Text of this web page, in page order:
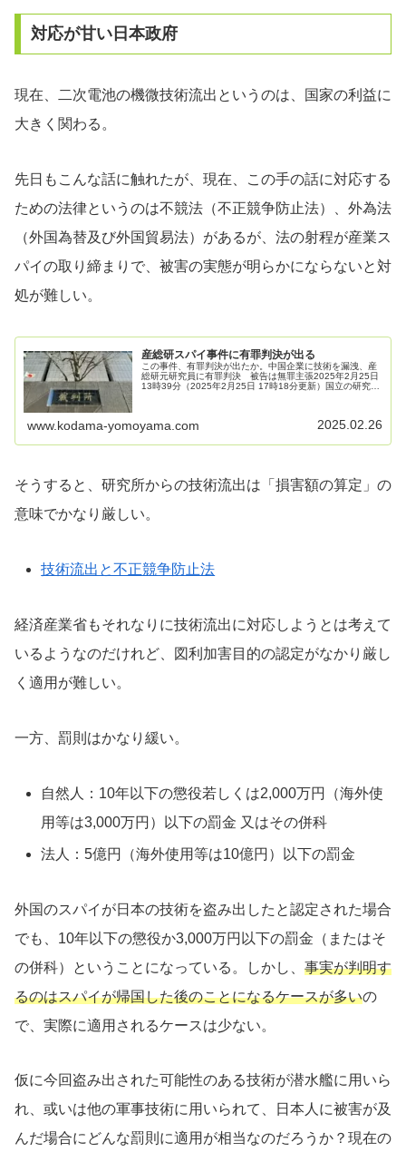
対応が甘い日本政府
現在、二次電池の機微技術流出というのは、国家の利益に
大きく関わる。
先日もこんな話に触れたが、現在、この手の話に対応する
ための法律というのは不競法（不正競争防止法）、外為法
（外国為替及び外国貿易法）があるが、法の射程が産業ス
パイの取り締まりで、被害の実態が明らかにならないと対
処が難しい。
産総研スパイ事件に有罪判決が出る
この事件、有罪判決が出たか。中国企業に技術を漏洩、産
総研元研究員に有罪判決 被告は無罪主張2025年2月25日
13時39分（2025年2月25日 17時18分更新）国立の研究機
www.kodama-yomoyama.com 2025.02.26
そうすると、研究所からの技術流出は「損害額の算定」の
意味でかなり厳しい。
技術流出と不正競争防止法
経済産業省もそれなりに技術流出に対応しようとは考えて
いるようなのだけれど、図利加害目的の認定がなかり厳し
く適用が難しい。
一方、罰則はかなり緩い。
自然人：10年以下の懲役若しくは2,000万円（海外使
用等は3,000万円）以下の罰金 又はその併科
法人：5億円（海外使用等は10億円）以下の罰金
外国のスパイが日本の技術を盗み出したと認定された場合
でも、10年以下の懲役か3,000万円以下の罰金（またはそ
の併科）ということになっている。しかし、 事実が判明す
るのはスパイが帰国した後のことになるケースが多いの
で、実際に適用されるケースは少ない。
仮に今回盗み出された可能性のある技術が潜水艦に用いら
れ、或いは他の軍事技術に用いられて、日本人に被害が及
んだ場合にどんな罰則に適用が相当なのだろうか？現在の